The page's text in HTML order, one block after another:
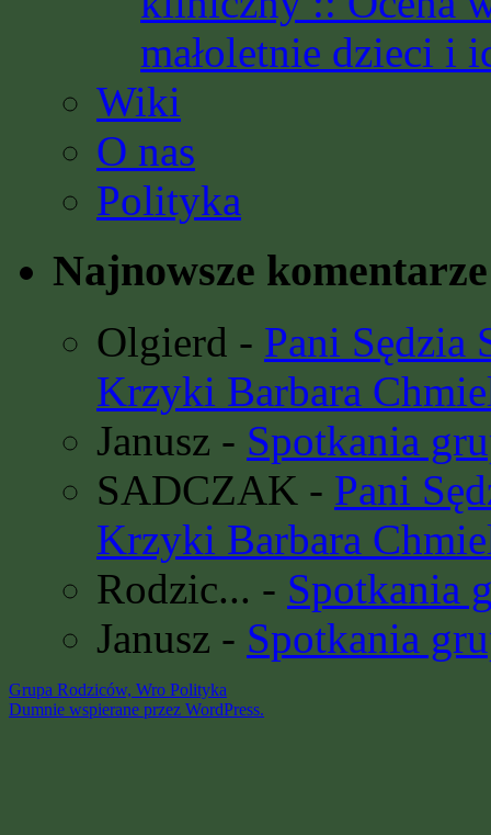
małoletnie dzieci i
Wiki
O nas
Polityka
Najnowsze komentarze
Olgierd - Pani Sędzia
Krzyki Barbara
Janusz - Spotkania
SADCZAK - Pani
Krzyki Barbara
Rodzic... - Spotkania
Janusz - Spotkania
Grupa Rodziców, Wro Polityka
Dumnie wspierane przez WordPress.